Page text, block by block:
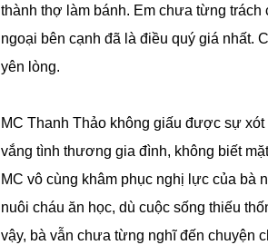
thành thợ làm bánh. Em chưa từng
ngoại bên cạnh đã là điều quý giá nhất.
yên lòng.
MC Thanh Thảo không giấu được sự
vắng tình thương gia đình, không biết
MC vô cùng khâm phục nghị lực của bà
nuôi cháu ăn học, dù cuộc sống thiếu
vậy, bà vẫn chưa từng nghĩ đến chuyện